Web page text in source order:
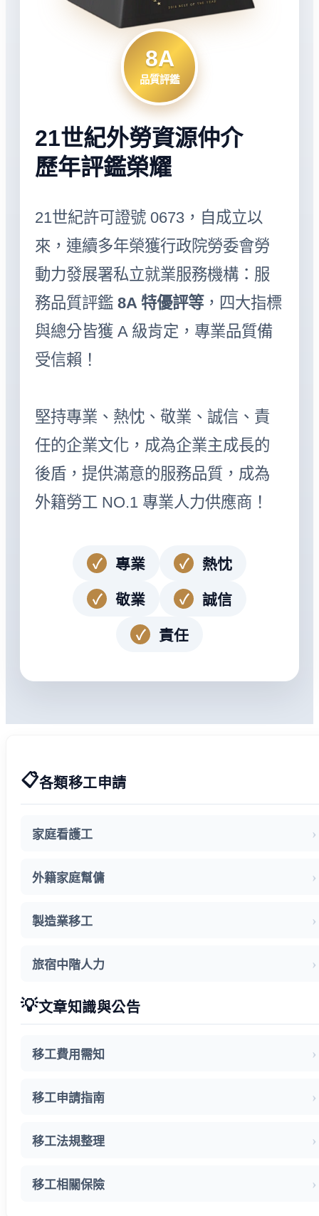
8A
品質評鑑
21世紀外勞資源仲介
歷年評鑑榮耀
21世紀許可證號 0673，自成立以
來，連續多年榮獲行政院勞委會勞
動力發展署私立就業服務機構：服
務品質評鑑 8A 特優評等 ，四大指標
與總分皆獲 A 級肯定，專業品質備
受信賴！
堅持專業、熱忱、敬業、誠信、責
任的企業文化，成為企業主成長的
後盾，提供滿意的服務品質，成為
外籍勞工 NO.1 專業人力供應商！
✓ 專業 ✓ 熱忱
✓ 敬業 ✓ 誠信
✓ 責任
📋各類移工申請
家庭看護工
外籍家庭幫傭
製造業移工
旅宿中階人力
💡文章知識與公告
移工費用需知
移工申請指南
移工法規整理
移工相關保險